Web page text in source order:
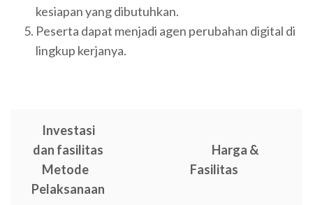
kesiapan yang dibutuhkan.
Peserta dapat menjadi agen perubahan digital di
lingkup kerjanya.
Investasi
dan fasilitas
Metode
Pelaksanaan
Harga &
Fasilitas